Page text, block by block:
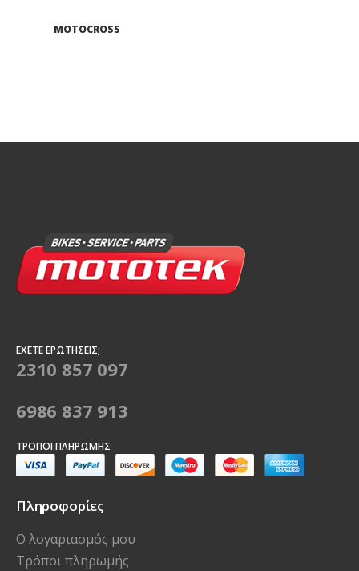
MOTOCROSS
ΈΧΕΤΕ ΕΡΩΤΉΣΕΙΣ;
2310 857 097
6986 837 913
ΤΡΌΠΟΙ ΠΛΗΡΩΜΉΣ
Πληροφορίες
Ο λογαριασμός μου
Τρόποι πληρωμής